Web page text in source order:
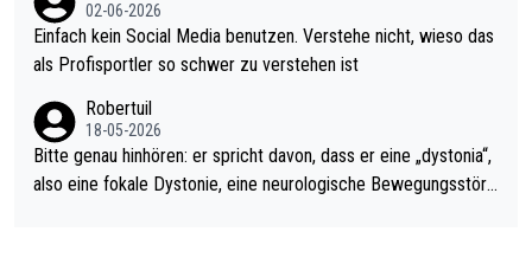
r war doch neulich erst derjenige, der über Social Media GvV p
rovoziert hat. Und Littlers Mutter schießt öfters mal gegen Ric
02-06-2026
Einfach kein Social Media benutzen. Verstehe nicht, wieso das
als Profisportler so schwer zu verstehen ist
Robertuil
18-05-2026
Bitte genau hinhören: er spricht davon, dass er eine „dystonia“,
also eine fokale Dystonie, eine neurologische Bewegungsstöru